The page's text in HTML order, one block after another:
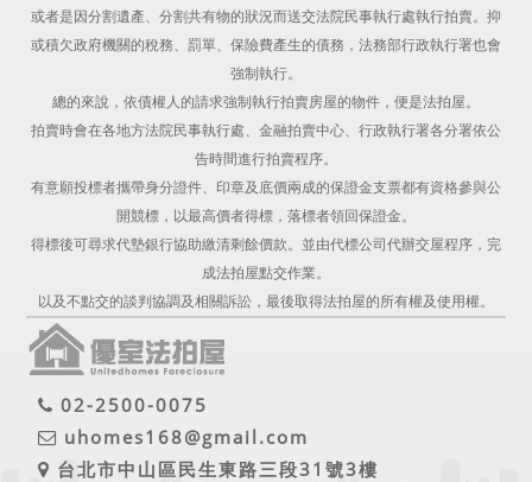
或者是因分割遺產、分割共有物的狀況而送交法院民事執行處執行拍賣。抑
或積欠政府機關的稅務、罰單、保險費產生的債務，法務部行政執行署也會
強制執行。
總的來說，依債權人的請求強制執行拍賣房屋的物件，便是法拍屋。
拍賣時會在各地方法院民事執行處、金融拍賣中心、行政執行署各分署依公
告時間進行拍賣程序。
有意願投標者攜帶身分證件、印章及底價兩成的保證金支票都有資格參與公
開競標，以最高價者得標，落標者領回保證金。
得標後可尋求代墊銀行協助繳清剩餘價款。並由代標公司代辦交屋程序，完
成法拍屋點交作業。
以及不點交的談判協調及相關訴訟，最後取得法拍屋的所有權及使用權。
02-2500-0075
uhomes168@gmail.com
台北市中山區民生東路三段31號3樓